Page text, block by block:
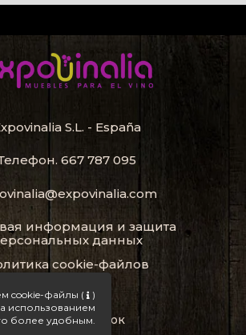
cookie-файлы (
)
использованием
более удобным.
S.L. - España
667 787 095
информация и защита
данных
cookie-файлов
Карта сайта
стойка для бутылок